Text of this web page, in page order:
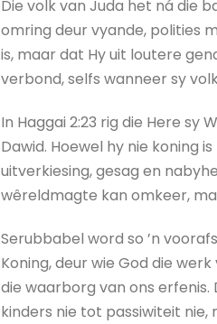
Die volk van Juda het ná die
omring deur vyande, polities
is, maar dat Hy uit loutere
verbond, selfs wanneer sy
In Haggai 2:23 rig die Here sy
Dawid. Hoewel hy nie koning
uitverkiesing, gesag en
wêreldmagte kan omkeer,
Serubbabel word so ’n
Koning, deur wie God die
die waarborg van ons erfenis.
kinders nie tot passiwiteit nie,